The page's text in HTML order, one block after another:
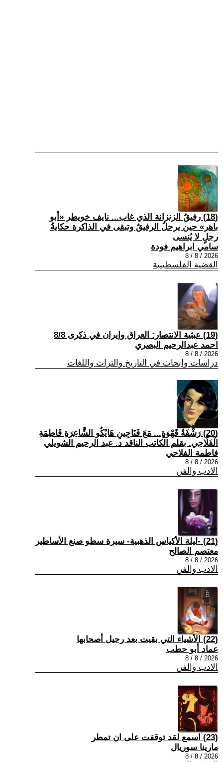
(18) رفيقُ الزنزانة الذي غاب... نايف خويطر «أبو
باهر» حين يرحلُ الرفيقُ وتبقى في الذاكرة حكايةُ
رجلٍ لا يُنسى
سامي ابراهيم فودة
2026 / 8 / 8
القضية الفلسطينية
(19) عبثية الانتصار: العراق وإيران في ذكرى 8/8
احمد عبدالرحيم البصري
2026 / 8 / 8
دراسات وابحاث في التاريخ والتراث واللغات
(20) رَشْفَةُ قَهْوَةٍ... مَعَ فَنَاجِينِ هَايْكُو الشَّاعِرَةِ فَاطِمَةِ
الْفَلَّاحِي. بقلم الكاتب الناقد د. عبد الرحيم الشويلي
فاطمة الفلاحي
2026 / 8 / 8
الادب والفن
(21) -ليلة الأكياس الذهبية- سيرة سطو صنع الأساطير
معتصم الصالح
2026 / 8 / 8
الادب والفن
(22) الأشياء التي بقيت بعد رحيل أصحابها
عماد أبو حطب
2026 / 8 / 8
الادب والفن
(23) اسمع لقد توقفت على ان تمطر
مارينا سوريال
2026 / 8 / 8